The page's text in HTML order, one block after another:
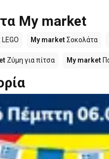
My market
LEGO My marketΣοκολάτα
Ζύμη για πίτσα My market